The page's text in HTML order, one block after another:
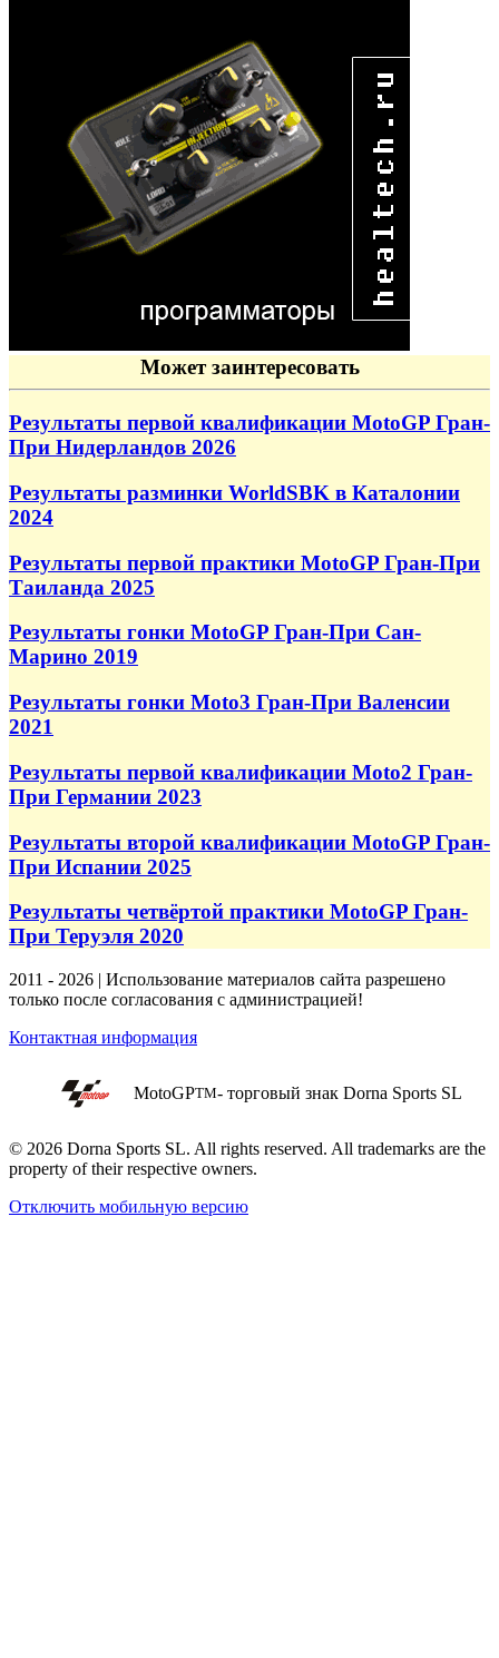
Может заинтересовать
Результаты первой квалификации MotoGP Гран-
При Нидерландов 2026
Результаты разминки WorldSBK в Каталонии
2024
Результаты первой практики MotoGP Гран-При
Таиланда 2025
Результаты гонки MotoGP Гран-При Сан-
Марино 2019
Результаты гонки Moto3 Гран-При Валенсии
2021
Результаты первой квалификации Moto2 Гран-
При Германии 2023
Результаты второй квалификации MotoGP Гран-
При Испании 2025
Результаты четвёртой практики MotoGP Гран-
При Теруэля 2020
2011 - 2026 | Использование материалов сайта разрешено
только после согласования с администрацией!
Контактная информация
MotoGPTM- торговый знак Dorna Sports SL
© 2026 Dorna Sports SL. All rights reserved. All trademarks are the
property of their respective owners.
Отключить мобильную версию